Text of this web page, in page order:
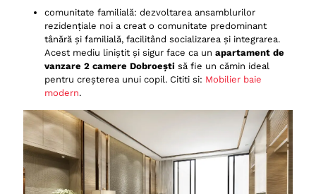
comunitate familială: dezvoltarea ansamblurilor
rezidențiale noi a creat o comunitate predominant
tânără și familială, facilitând socializarea și integrarea.
Acest mediu liniștit și sigur face ca un apartament de
vanzare 2 camere Dobroești să fie un cămin ideal
pentru creșterea unui copil. Cititi si: Mobilier baie
modern.